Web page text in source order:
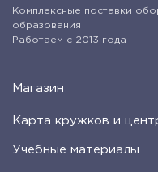
Комплексные поставки
образования
Работаем с 2013 года
Магазин
Карта кружков и
Учебные материалы